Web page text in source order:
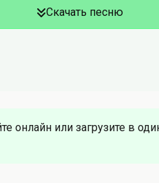
Скачать песню
онлайн или загрузите в